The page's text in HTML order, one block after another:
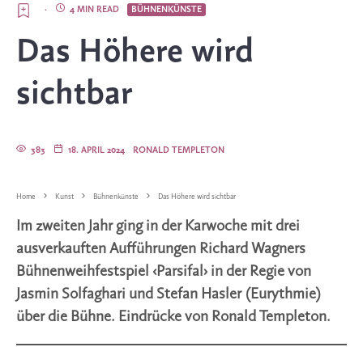
BÜHNENKÜNSTE
4 MIN READ
·
Das Höhere wird
sichtbar
RONALD TEMPLETON
18. APRIL 2024
383
Home Kunst Bühnenkünste Das Höhere wird sichtbar
Im zweiten Jahr ging in der Karwoche mit drei
ausverkauften Aufführungen Richard Wagners
Bühnenweihfestspiel ‹Parsifal› in der Regie von
Jasmin Solfaghari und Stefan Hasler (Eurythmie)
über die Bühne. Eindrücke von Ronald Templeton.